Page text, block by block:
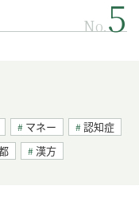
No.
マネー
認知症
漢方